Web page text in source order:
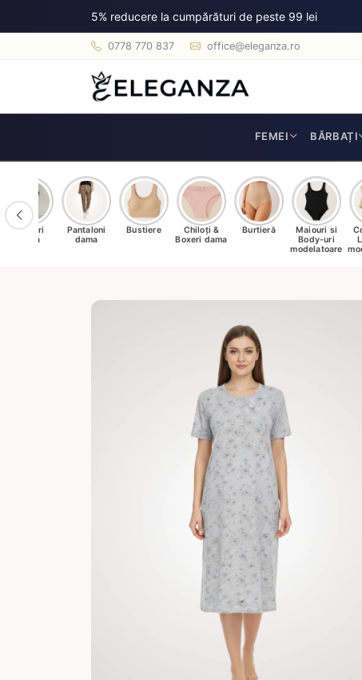
5% reducere la cumpărături de peste 99 lei
0778 770 837 office@eleganza.ro
FEMEI BĂRBAȚI
Dresuri
dama
Pantaloni
dama
Bustiere
Chiloți &
Boxeri dama
Burtieră
Maiouri si
Body-uri
modelatoare